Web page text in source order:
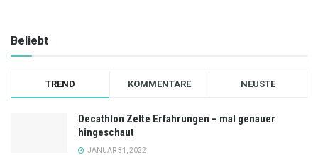
Beliebt
TREND KOMMENTARE NEUSTE
Decathlon Zelte Erfahrungen – mal genauer
hingeschaut
JANUAR 31, 2022